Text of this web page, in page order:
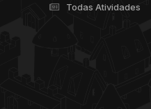
Todas Atividades